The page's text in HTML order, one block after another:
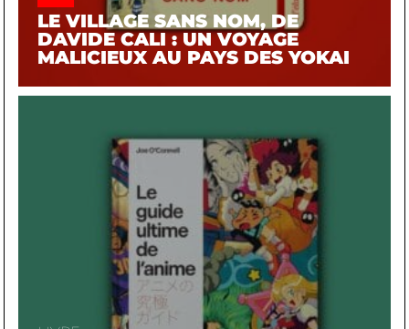
LE VILLAGE SANS NOM, DE
DAVIDE CALI : UN VOYAGE
MALICIEUX AU PAYS DES YOKAI